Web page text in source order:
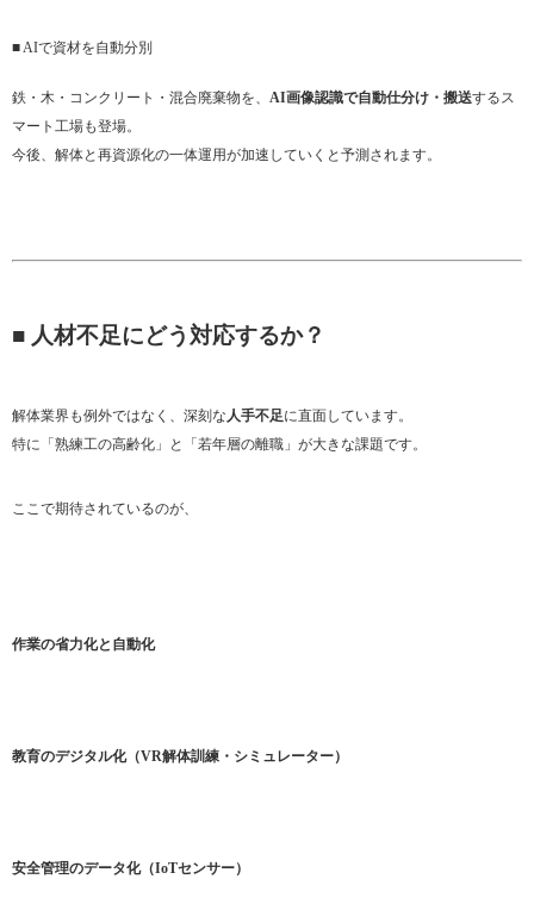
■ AIで資材を自動分別
鉄・木・コンクリート・混合廃棄物を、 AI画像認識で自動仕分け・搬送するス
マート工場も登場。
今後、解体と再資源化の一体運用が加速していくと予測されます。
■ 人材不足にどう対応するか？
解体業界も例外ではなく、深刻な 人手不足に直面しています。
特に「熟練工の高齢化」と「若年層の離職」が大きな課題です。
ここで期待されているのが、
作業の省力化と自動化
教育のデジタル化（VR解体訓練・シミュレーター）
安全管理のデータ化（IoTセンサー）